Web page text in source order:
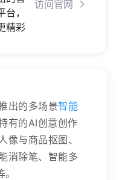
，
精彩
访问官网
出的多场景智能
有的AI创意创作
像与商品抠图、
消除笔、智能多